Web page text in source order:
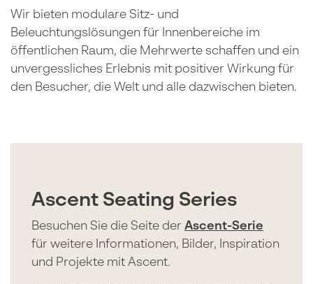
Wir bieten modulare Sitz- und
Beleuchtungslösungen für Innenbereiche im
öffentlichen Raum, die Mehrwerte schaffen und ein
unvergessliches Erlebnis mit positiver Wirkung für
den Besucher, die Welt und alle dazwischen bieten.
Ascent Seating Series
Besuchen Sie die Seite der Ascent-Serie
für weitere Informationen, Bilder, Inspiration
und Projekte mit Ascent.